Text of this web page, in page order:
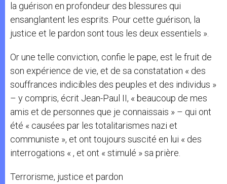
la guérison en profondeur des blessures qui
ensanglantent les esprits. Pour cette guérison, la
justice et le pardon sont tous les deux essentiels ».
Or une telle conviction, confie le pape, est le fruit de
son expérience de vie, et de sa constatation « des
souffrances indicibles des peuples et des individus »
– y compris, écrit Jean-Paul II, « beaucoup de mes
amis et de personnes que je connaissais » – qui ont
été « causées par les totalitarismes nazi et
communiste », et ont toujours suscité en lui « des
interrogations « , et ont « stimulé » sa prière.
Terrorisme, justice et pardon